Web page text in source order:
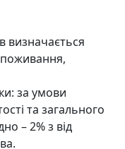
визначається
за умови
та загального
– 2% з від